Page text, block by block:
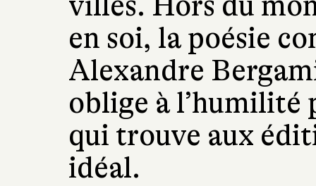
en soi, la poésie
Alexandre
oblige à l’humilité
qui trouve aux
idéal.